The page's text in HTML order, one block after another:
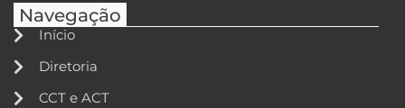
Navegação
Início
Diretoria
CCT e ACT